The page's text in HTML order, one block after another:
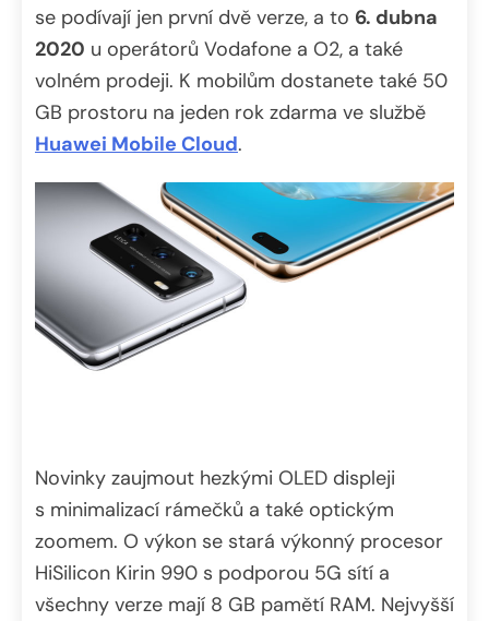
se podívají jen první dvě verze, a to 6. dubna
2020 u operátorů Vodafone a O2, a také
volném prodeji. K mobilům dostanete také 50
GB prostoru na jeden rok zdarma ve službě
Huawei Mobile Cloud.
Novinky zaujmout hezkými OLED displeji
s minimalizací rámečků a také optickým
zoomem. O výkon se stará výkonný procesor
HiSilicon Kirin 990 s podporou 5G sítí a
všechny verze mají 8 GB pamětí RAM. Nejvyšší